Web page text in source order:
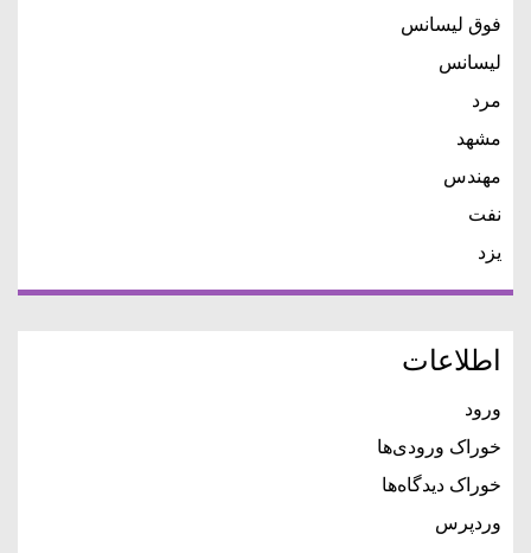
فوق لیسانس
لیسانس
مرد
مشهد
مهندس
نفت
یزد
اطلاعات
ورود
خوراک ورودی‌ها
خوراک دیدگاه‌ها
وردپرس